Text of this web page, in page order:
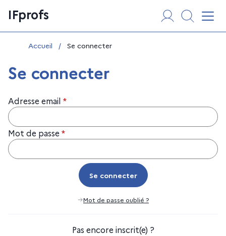
au
contenu
IFprofs
Vous êtes ici :
Accueil / Se connecter
Se connecter
Adresse email *
Mot de passe *
Se connecter
Se connecter
Mot de passe oublié ?
Pas encore inscrit(e) ?